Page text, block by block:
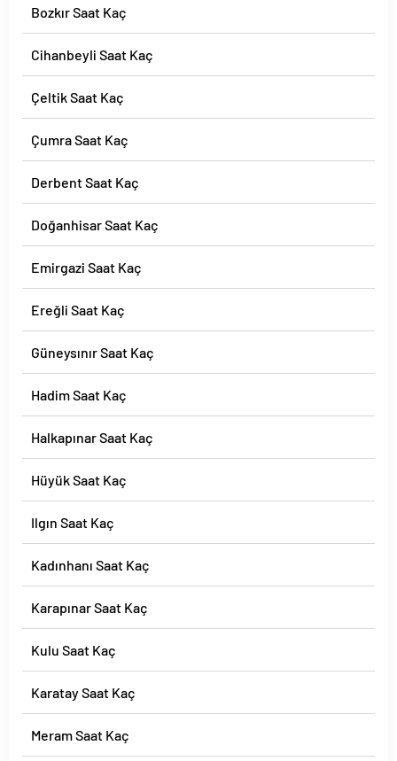
Bozkır Saat Kaç
Cihanbeyli Saat Kaç
Çeltik Saat Kaç
Çumra Saat Kaç
Derbent Saat Kaç
Doğanhisar Saat Kaç
Emirgazi Saat Kaç
Ereğli Saat Kaç
Güneysınır Saat Kaç
Hadim Saat Kaç
Halkapınar Saat Kaç
Hüyük Saat Kaç
Ilgın Saat Kaç
Kadınhanı Saat Kaç
Karapınar Saat Kaç
Kulu Saat Kaç
Karatay Saat Kaç
Meram Saat Kaç